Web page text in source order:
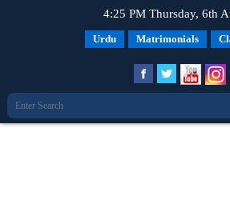
4:25 PM Thursday, 6th
Urdu Matrimonials